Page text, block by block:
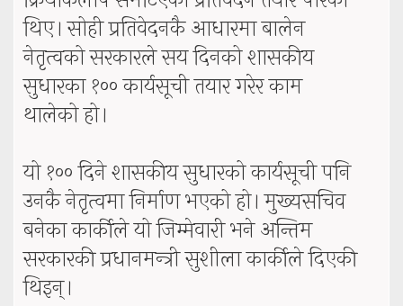
थिए। सोही प्रतिवेदनकै आधारमा बालेन
नेतृत्वको सरकारले सय दिनको शासकीय
सुधारका १०० कार्यसूची तयार गरेर काम
थालेको हो।
यो १०० दिने शासकीय सुधारको कार्यसूची पनि
उनकै नेतृत्वमा निर्माण भएको हो। मुख्यसचिव
बनेका कार्कीले यो जिम्मेवारी भने अन्तिम
सरकारकी प्रधानमन्त्री सुशीला कार्कीले दिएकी
थिइन्।